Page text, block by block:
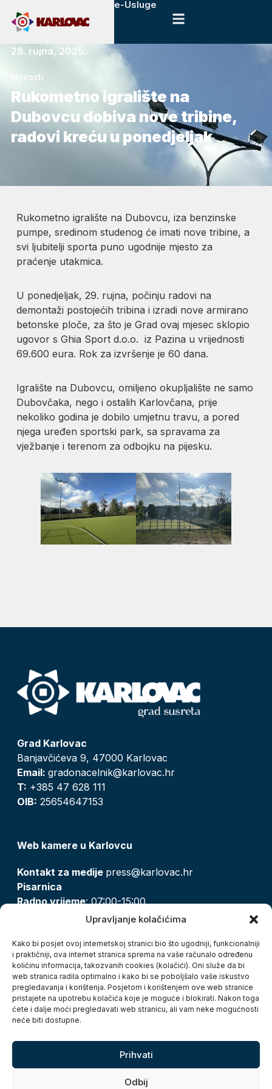
Upravljanje kolačićima
Kako bi posjet ovoj internetskoj stranici bio što ugodniji, funkcionalniji
i praktičniji, ova internet stranica sprema na vaše računalo određenu
količinu informacija, takozvanih cookies (kolačići). Oni služe da bi
web stranica radila optimalno i kako bi se poboljšalo vaše iskustvo
pregledavanja i korištenja. Posjetom i korištenjem ove web stranice
pristajete na upotrebu kolačića koje je moguće i blokirati. Nakon toga
ćete i dalje moći pregledavati web stranicu, ali vam neke mogućnosti
neće biti dostupne.
Prihvati
Odbij
e-Usluge
28. rujna, 2025.
Novosti
Rukometno igralište na
Dubovcu dobiva nove tribine,
radovi kreću u ponedjeljak
Rukometno igralište na Dubovcu, iza benzinske
pumpe, sredinom studenog će imati nove tribine, a
svi ljubitelji sporta puno ugodnije mjesto za
praćenje utakmica.
U ponedjeljak, 29. rujna, počinju radovi na
demontaži postojećih tribina i izradi nove armirano
betonske ploče, za što je Grad ovaj mjesec sklopio
ugovor s Ghia Sport d.o.o. iz Pazina u vrijednosti
69.600 eura. Rok za izvršenje je 60 dana.
Igralište na Dubovcu, omiljeno okupljalište ne samo
Dubovčaka, nego i ostalih Karlovčana, prije
nekoliko godina je dobilo umjetnu travu, a pored
njega uređen sportski park, sa spravama za
vježbanje i terenom za odbojku na pijesku.
Grad Karlovac
Banjavčićeva 9, 47000 Karlovac
Email: gradonacelnik@karlovac.hr
T: +385 47 628 111
OIB: 25654647153
Web kamere u Karlovcu
Kontakt za medije press@karlovac.hr
Pisarnica
Radno vrijeme: 07:00-15:00
pisarnica@karlovac.hr
Zaštita osobnih podataka
Pristup informacijama
Kolačići
Izjava o pristupačnosti
Turistička zajednica grada Karlovca